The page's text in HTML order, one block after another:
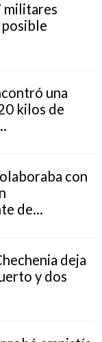
militares
una
kilos de
con
de...
deja
y dos